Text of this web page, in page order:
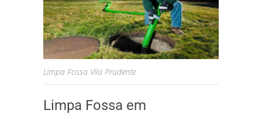
Limpa Fossa Vila Prudente
Limpa Fossa em